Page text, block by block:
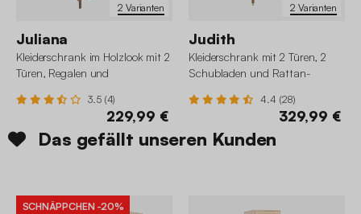
2 Varianten
Juliana
Kleiderschrank im Holzlook mit 2
Türen, Regalen und
3.5 (4)
229,99 €
2 Varianten
Judith
Kleiderschrank mit 2 Türen, 2
Schubladen und Rattan-
4.4 (28)
329,99 €
Das gefällt unseren Kunden
SCHNÄPPCHEN -20%